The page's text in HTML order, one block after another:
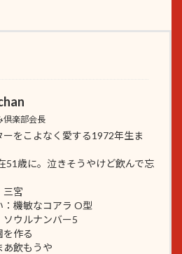
倶楽部会長
ーをこよなく愛する1972年生ま
51歳に。泣きそうやけど飲んで忘
宮
機敏なコアラ O型
ウルナンバー5
作る
飲もうや